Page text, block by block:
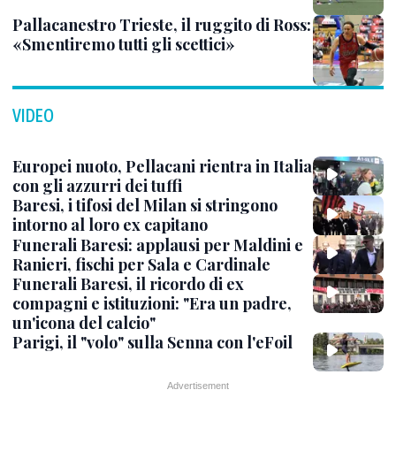
Pallacanestro Trieste, il ruggito di Ross:
«Smentiremo tutti gli scettici»
VIDEO
Europei nuoto, Pellacani rientra in Italia
con gli azzurri dei tuffi
Baresi, i tifosi del Milan si stringono
intorno al loro ex capitano
Funerali Baresi: applausi per Maldini e
Ranieri, fischi per Sala e Cardinale
Funerali Baresi, il ricordo di ex
compagni e istituzioni: "Era un padre,
un'icona del calcio"
Parigi, il "volo" sulla Senna con l'eFoil